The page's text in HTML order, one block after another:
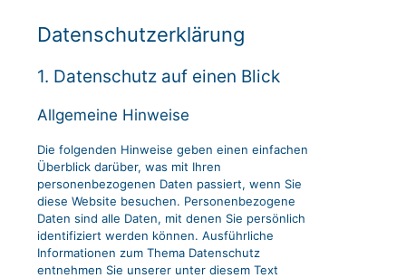
Datenschutz­erklärung
1. Datenschutz auf einen Blick
Allgemeine Hinweise
Die folgenden Hinweise geben einen einfachen
Überblick darüber, was mit Ihren
personenbezogenen Daten passiert, wenn Sie
diese Website besuchen. Personenbezogene
Daten sind alle Daten, mit denen Sie persönlich
identifiziert werden können. Ausführliche
Informationen zum Thema Datenschutz
entnehmen Sie unserer unter diesem Text